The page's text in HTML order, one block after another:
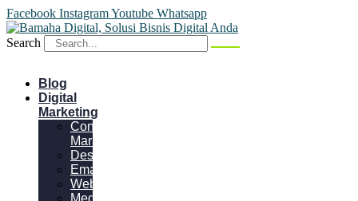
Facebook InstagramYoutube Whatsapp
Search
Blog
Digital
Marketing
Content
Marketing
Desain
Email
Website
Media